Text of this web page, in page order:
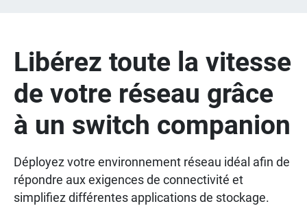
Libérez toute la vitesse
de votre réseau grâce
à un switch companion
Déployez votre environnement réseau idéal afin de
répondre aux exigences de connectivité et
simplifiez différentes applications de stockage.